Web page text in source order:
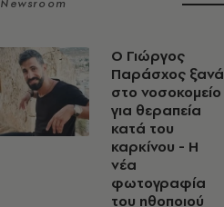
Newsroom
O Γιώργος
Παράσχος ξανά
στο νοσοκομείο
για θεραπεία
κατά του
καρκίνου - Η
νέα
φωτογραφία
του ηθοποιού